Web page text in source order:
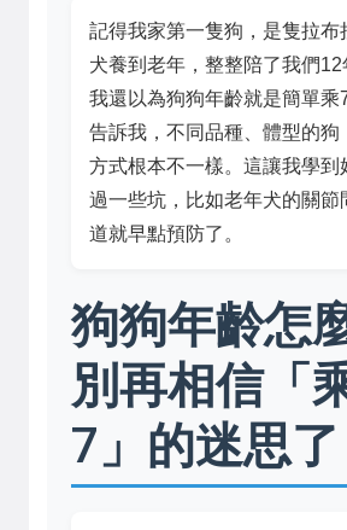
記得我家第一隻狗，是隻拉布
犬養到老年，整整陪了我們12
我還以為狗狗年齡就是簡單乘
告訴我，不同品種、體型的狗
方式根本不一樣。這讓我學到
過一些坑，比如老年犬的關節
道就早點預防了。
狗狗年齡怎
別再相信「
7」的迷思了